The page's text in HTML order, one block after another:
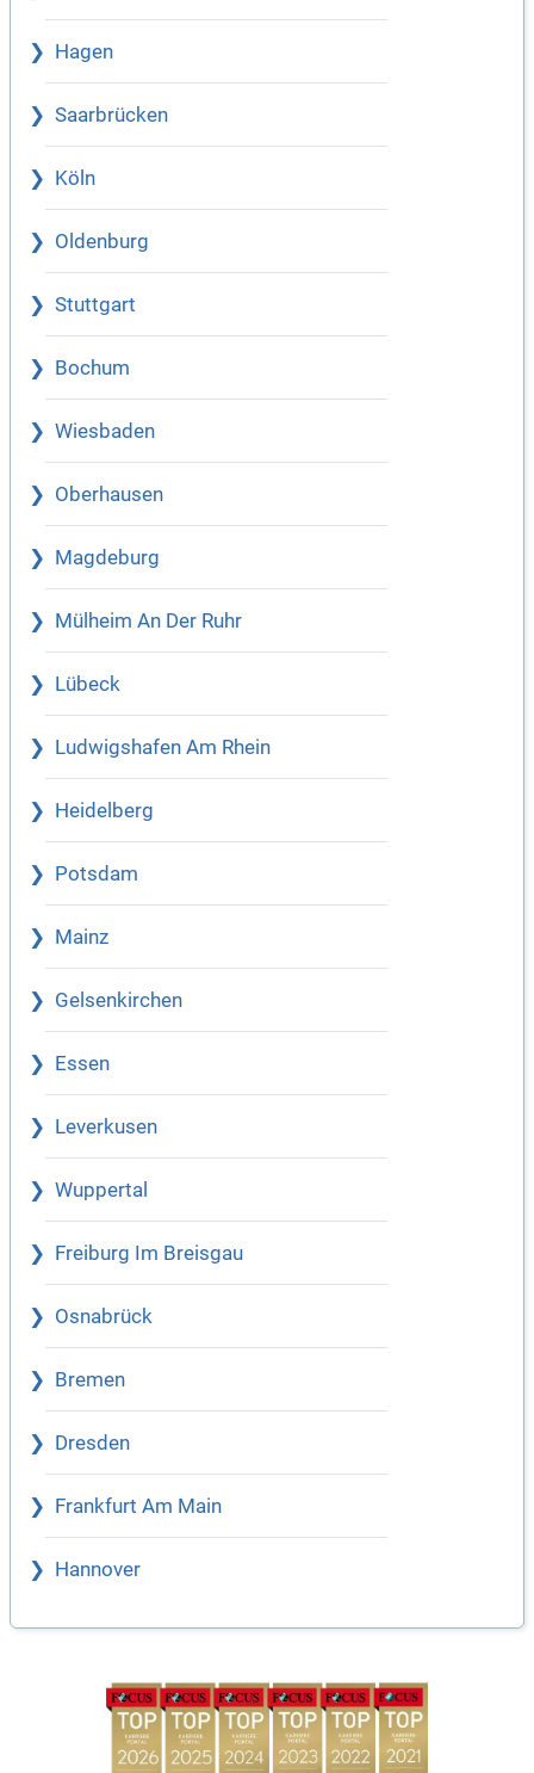
Hagen
Saarbrücken
Köln
Oldenburg
Stuttgart
Bochum
Wiesbaden
Oberhausen
Magdeburg
Mülheim An Der Ruhr
Lübeck
Ludwigshafen Am Rhein
Heidelberg
Potsdam
Mainz
Gelsenkirchen
Essen
Leverkusen
Wuppertal
Freiburg Im Breisgau
Osnabrück
Bremen
Dresden
Frankfurt Am Main
Hannover